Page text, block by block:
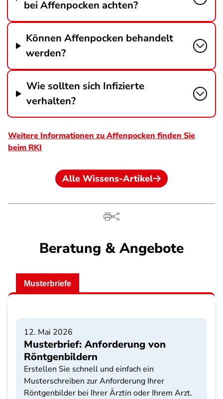
bei Affenpocken achten?
Können Affenpocken behandelt
werden?
Wie sollten sich Infizierte
verhalten?
Weitere Informationen zu Affenpocken finden Sie
beim RKI
Alle Wissens-Artikel
Beratung & Angebote
Musterbriefe
12. Mai 2026
Musterbrief: Anforderung von
Röntgenbildern
Erstellen Sie schnell und einfach ein
Musterschreiben zur Anforderung Ihrer
Röntgenbilder bei Ihrer Ärztin oder Ihrem Arzt.